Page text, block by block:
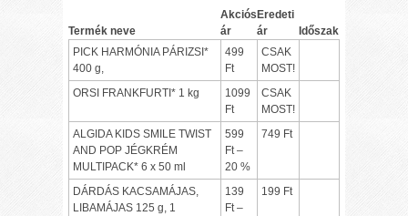
Termék neve
Akciós
ár
Eredeti
ár
Időszak
PICK HARMÓNIA PÁRIZSI*
400 g,
499
Ft
CSAK
MOST!
ORSI FRANKFURTI* 1 kg
1099
Ft
CSAK
MOST!
ALGIDA KIDS SMILE TWIST
AND POP JÉGKRÉM
MULTIPACK* 6 x 50 ml
599
Ft –
20 %
749 Ft
DÁRDÁS KACSAMÁJAS,
LIBAMÁJAS 125 g, 1
139
Ft –
199 Ft